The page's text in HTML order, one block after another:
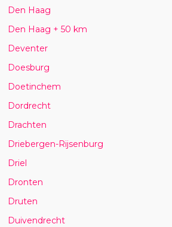
Den Haag
Den Haag + 50 km
Deventer
Doesburg
Doetinchem
Dordrecht
Drachten
Driebergen-Rijsenburg
Driel
Dronten
Druten
Duivendrecht